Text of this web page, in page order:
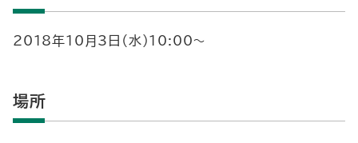
2018年10月3日（水）10:00～
場所